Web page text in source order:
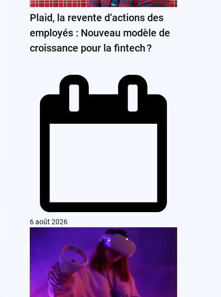
Plaid, la revente d’actions des
employés : Nouveau modèle de
croissance pour la fintech ?
6 août 2026